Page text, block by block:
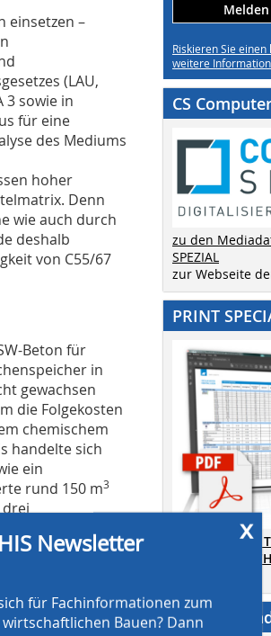
einsetzen –
(LAU,
3 sowie in
für eine
des Mediums
hoher
Denn
wie auch durch
deshalb
von C55/67
Beton für
in
gewachsen
die Folgekosten
chemischem
handelte sich
ein
rund 150 m3
drei
Betone der
im
berichtet
über die
x
Newsletter
für Fachinformationen zum
Bauen? Dann
Riskieren Sie
weitere
CS
zu den
SPEZIAL
zur Webseite
PRINT
AT SCREENING
CRUSHING
Anbieter